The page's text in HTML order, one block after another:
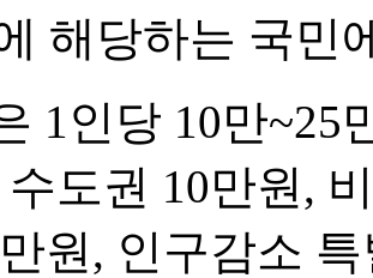
해당하는 국민
1인당 10만~25
도권 10만원,
원, 인구감소